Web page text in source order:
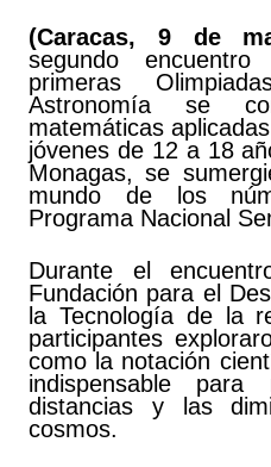
(Caracas, 9 de
segundo
primeras
Astronomía se
matemáticas
jóvenes de 12 a 18
Monagas, se
mundo de los
Programa Nacional
Durante el
Fundación para el
la Tecnología de la
participantes
como la notación
indispensable
distancias y las
cosmos.